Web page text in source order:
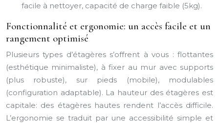
facile à nettoyer, capacité de charge faible (5kg).
Fonctionnalité et ergonomie: un accès facile et un
rangement optimisé
Plusieurs types d’étagères s’offrent à vous : flottantes
(esthétique minimaliste), à fixer au mur avec supports
(plus robuste), sur pieds (mobile), modulables
(configuration adaptable). La hauteur des étagères est
capitale: des étagères hautes rendent l’accès difficile.
L’ergonomie se traduit par une accessibilité simple et